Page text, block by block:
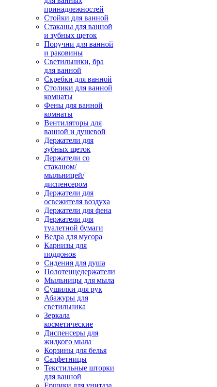
принадлежностей
Стойки для ванной
Стаканы для ванной
и зубных щеток
Поручни для ванной
и раковины
Светильники, бра
для ванной
Скребки для ванной
Столики для ванной
комнаты
Фены для ванной
комнаты
Вентиляторы для
ванной и душевой
Держатели для
зубных щеток
Держатели со
стаканом/
мыльницей/
диспенсером
Держатели для
освежителя воздуха
Держатели для фена
Держатели для
туалетной бумаги
Ведра для мусора
Карнизы для
поддонов
Сидения для душа
Полотенцедержатели
Мыльницы для мыла
Сушилки для рук
Абажуры для
светильника
Зеркала
косметические
Диспенсеры для
жидкого мыла
Корзины для белья
Салфетницы
Текстильные шторки
для ванной
Ершики для унитаза